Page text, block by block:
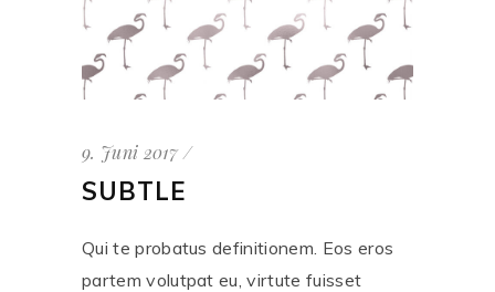
9. Juni 2017
SUBTLE
Qui te probatus definitionem. Eos eros
partem volutpat eu, virtute fuisset